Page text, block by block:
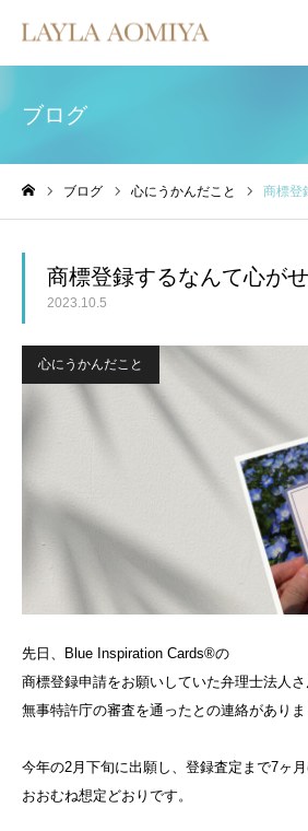
ブログ
ブログ 心にうかんだこと 商標登録
商標登録するなんて心が
2023.10.5
心にうかんだこと
先日、Blue Inspiration Cards®の
商標登録申請をお願いしていた弁理士法人さ
無事特許庁の審査を通ったとの連絡がありま
今年の2月下旬に出願し、登録査定まで7ヶ月
おおむね想定どおりです。